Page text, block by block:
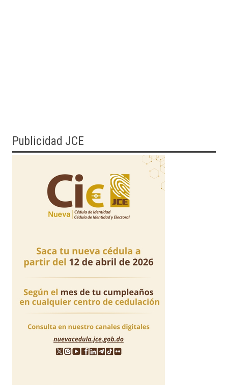
Publicidad JCE